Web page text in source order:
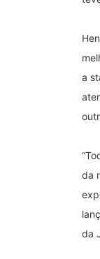
a
da
da